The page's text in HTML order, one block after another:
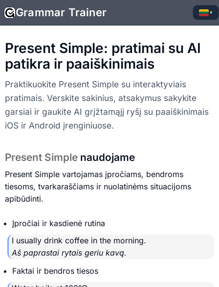
Grammar Trainer ▾
Present Simple: pratimai su AI
patikra ir paaiškinimais
Praktikuokite Present Simple su interaktyviais
pratimais. Verskite sakinius, atsakymus sakykite
garsiai ir gaukite AI grįžtamąjį ryšį su paaiškinimais
iOS ir Android įrenginiuose.
Present Simple naudojame
Present Simple vartojamas įpročiams, bendroms
tiesoms, tvarkaraščiams ir nuolatinėms situacijoms
apibūdinti.
Įpročiai ir kasdienė rutina
I usually drink coffee in the morning.
Aš paprastai rytais geriu kavą.
Faktai ir bendros tiesos